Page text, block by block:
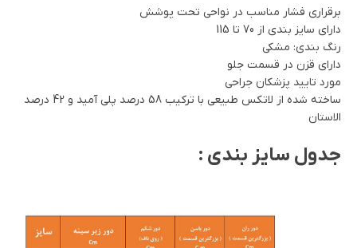
برقراری فشار مناسب در نواحی تحت پوشش
دارای سایز بندی از 70 تا 115
رنگ بندی: مشکی
دارای قزن در قسمت جلو
مورد تایید پزشکان جراحی
ساخته شده از لاتکس طبیعی با ترکیب 58 درصد پلی آمید و 42 درصد
الاستان
جدول سایز بندی :